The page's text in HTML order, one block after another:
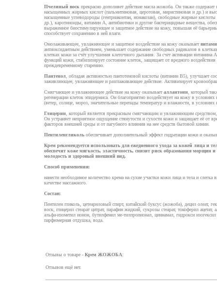
Пчелиный воск прекрасно дополняет действие масла жожоба. Он также
насыщенных жирных кислот (пальмитиновая, церотовая, миристиновая и др.) и
насыщенные углеводороды (гентриаконтан, нонакозан), свободные жирные кислоты
др.), каротиноиды, витамин А, антибиотики и другие бактерицидные вещества,
выраженное биостимулирующее и защитное действие на кожу, повышая её
способствует сохранению в ней влаги.
Омолаживающее, увлажняющее и защитное воздействие на кожу оказывает
антиоксидантным действием, уменьшает содержание свободных радикалов в
клетках кожи за счёт улучшения клеточного дыхания. За счет активации
функций кожи, стабилизирует состояние клеток, защищает от вредного
преждевременному старению.
Пантенол , обладая активностью пантотеновой кислоты (витамин В5), улучшает
заживляющее, увлажняющее и разглаживающее действие. Активизирует
Смягчающее и увлажняющее действие на кожу оказываеталлантоин , который
регенерации клеток эпидермиса. Он благоприятно воздействует на кожу в
(ветер, солнце, мороз, значительные перепады температур и влажности, в
Глицерин , который является прекрасным смягчающим и увлажняющим
Он устраняет неприятное ощущение стянутости и сухости кожи и защищает её от
факторов внешней среды и от пагубного влияния на нее средств бытовой химии.
Пентиленгликоль обеспечивает дополнительный эффект гидратации кожи и
Крем рекомендуется использовать для ежедневного ухода за кожей лица и
обеспечит коже мягкость, эластичность, снизит риск образования морщин и
молодость и здоровый внешний вид.
Способ применения:
нанести необходимое количество крема на сухие участки кожи лица и тела и
качестве массажного.
Состав:
Пентилен гликоль, цетеариловый спирт, китайский буксус (жожоба), децил олеат,
воск, глицерил стеарат цитрат, парафин жидкий, сукрозы стеарат, токоферил
альфа-изометил ионон, бутилфенил ме-тилпропионал, циннамал, гидрокси
парфюмерная отдушка, вода.
Отзывы о товаре - Крем ЖОЖОБА:
Отзывов ещё нет.